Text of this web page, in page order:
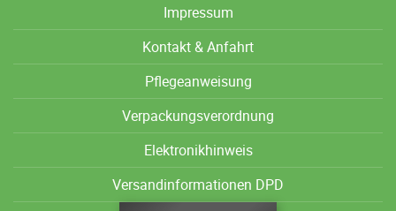
Impressum
Kontakt & Anfahrt
Pflegeanweisung
Verpackungsverordnung
Elektronikhinweis
Versandinformationen DPD